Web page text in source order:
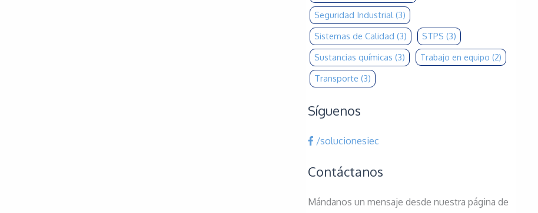
Seguridad Industrial(3)
Sistemas de Calidad (3) STPS (3)
Sustancias químicas (3) Trabajo en equipo (2)
Transporte (3)
Síguenos
/solucionesiec
Contáctanos
Mándanos un mensaje desde nuestra página de